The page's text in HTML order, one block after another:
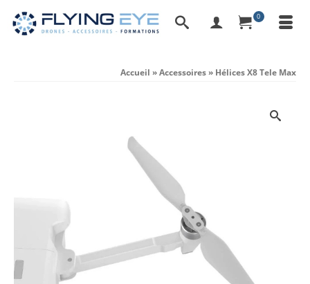
0
Accueil »Accessoires» Hélices X8 Tele Max